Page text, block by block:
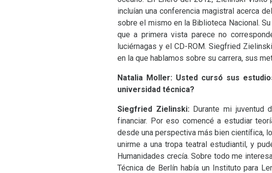
incluían una conferencia magistral acerca
sobre el mismo en la Biblioteca Nacional.
que a primera vista parece no
luciérnagas y el CD-ROM. Siegfried
en la que hablamos sobre su carrera, sus
Natalia Moller: Usted cursó sus
universidad técnica?
Siegfried Zielinski: Durante mi juventud
financiar. Por eso comencé a estudiar
desde una perspectiva más bien científica,
unirme a una tropa teatral estudiantil, y
Humanidades crecía. Sobre todo me
Técnica de Berlín había un Instituto para